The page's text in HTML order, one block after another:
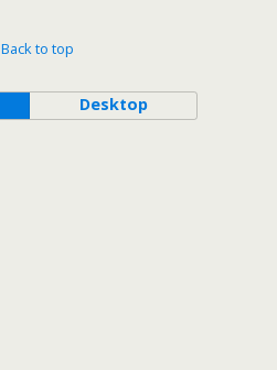
Back to top
Desktop